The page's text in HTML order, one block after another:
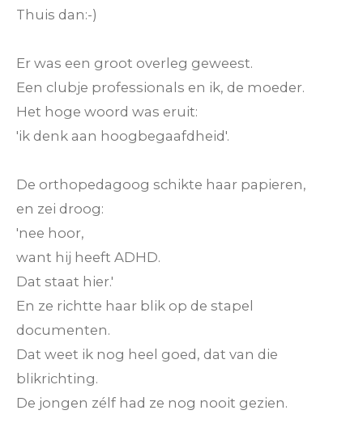
Thuis dan:-)
Er was een groot overleg geweest.
Een clubje professionals en ik, de moeder.
Het hoge woord was eruit:
'ik denk aan hoogbegaafdheid'.
De orthopedagoog schikte haar papieren,
en zei droog:
'nee hoor,
want hij heeft ADHD.
Dat staat hier.'
En ze richtte haar blik op de stapel
documenten.
Dat weet ik nog heel goed, dat van die
blikrichting.
De jongen zélf had ze nog nooit gezien.